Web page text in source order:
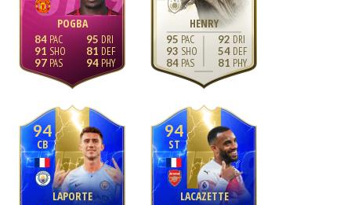
POGBA
84
91
97
95
81
94
HENRY
95
93
84
92
54
81
94
CB
LAPORTE
94
ST
LACAZETTE